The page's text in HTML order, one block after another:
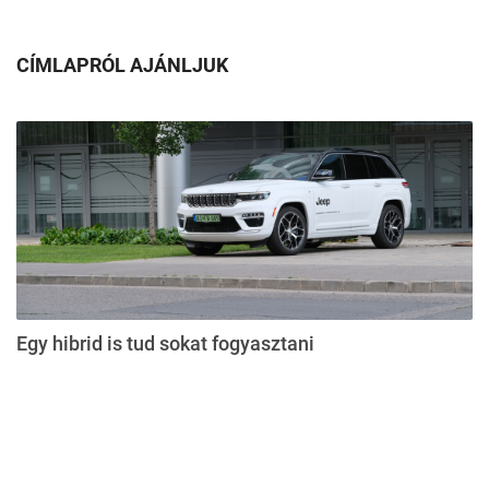
CÍMLAPRÓL AJÁNLJUK
Egy hibrid is tud sokat fogyasztani